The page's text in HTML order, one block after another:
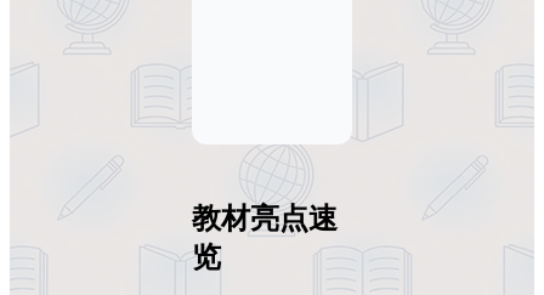
教材亮点速
览